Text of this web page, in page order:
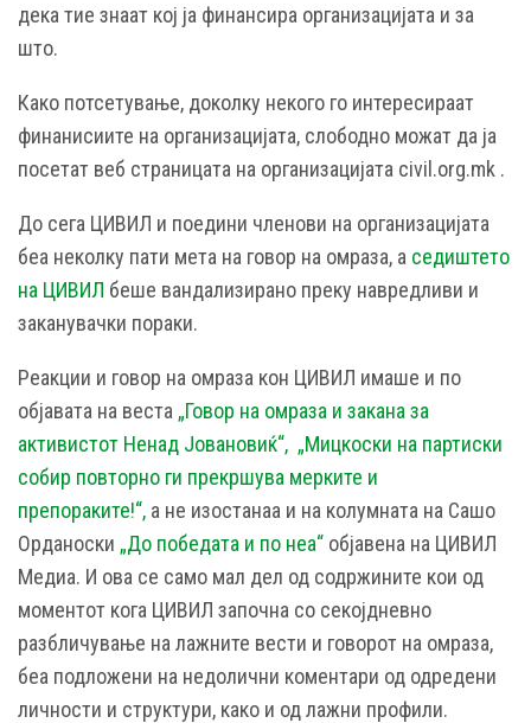
дека тие знаат кој ја финансира организацијата и за
што.
Како потсетување, доколку некого го интересираат
финанисиите на организацијата, слободно можат да ја
посетат веб страницата на организацијата civil.org.mk .
До сега ЦИВИЛ и поедини членови на организацијата
беа неколку пати мета на говор на омраза, а седиштето
на ЦИВИЛ беше вандализирано преку навредливи и
заканувачки пораки.
Реакции и говор на омраза кон ЦИВИЛ имаше и по
објавата на веста „Говор на омраза и закана за
активистот Ненад Јовановиќ“, „Мицкоски на партиски
собир повторно ги прекршува мерките и
препораките!“, а не изостанаа и на колумната на Сашо
Орданоски „До победата и по неа“ објавена на ЦИВИЛ
Медиа. И ова се само мал дел од содржините кои од
моментот кога ЦИВИЛ започна со секојдневно
разбличување на лажните вести и говорот на омраза,
беа подложени на недолични коментари од одредени
личности и структури, како и од лажни профили.